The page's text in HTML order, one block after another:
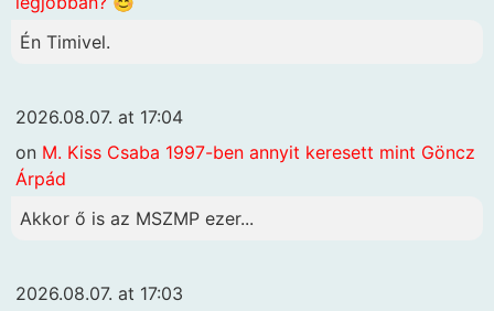
Én Timivel.
2026.08.07. at 17:04
on M. Kiss Csaba 1997-ben annyit keresett mint Göncz
Árpád
Akkor ő is az MSZMP ezer...
2026.08.07. at 17:03